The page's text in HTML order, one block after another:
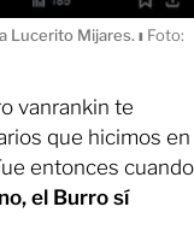
Lucerito Mijares. ı Foto:
vanrankin te
que hicimos en
entonces cuando
el Burro sí